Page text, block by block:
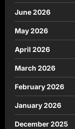
June 2026
May 2026
April 2026
March 2026
February 2026
January 2026
December 2025